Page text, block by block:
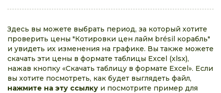
Здесь вы можете выбрать период, за который хотите
проверить цены "Котировки цен лайм brésil корабль"
и увидеть их изменения на графике. Вы также можете
скачать эти цены в формате таблицы Excel (xlsx),
нажав кнопку «Скачать таблицу в формате Excel». Если
вы хотите посмотреть, как будет выглядеть файл,
нажмите на эту ссылку и посмотрите пример для